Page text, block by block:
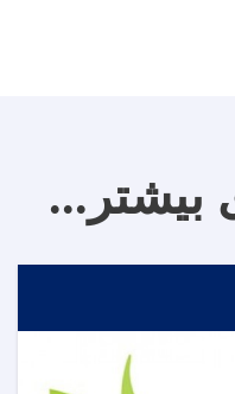
بیشتر...